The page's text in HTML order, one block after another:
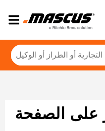
على الصفحة